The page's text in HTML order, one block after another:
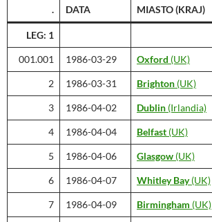
. DATA MIASTO (KRAJ)
LEG: 1
001.001 1986-03-29 Oxford (UK)
2 1986-03-31 Brighton (UK)
3 1986-04-02 Dublin (Irlandia)
4 1986-04-04 Belfast (UK)
5 1986-04-06 Glasgow (UK)
6 1986-04-07 Whitley Bay(UK)
7 1986-04-09 Birmingham (UK)